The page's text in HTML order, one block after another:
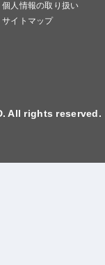
個人情報の取り扱い
サイトマップ
All rights reserved.